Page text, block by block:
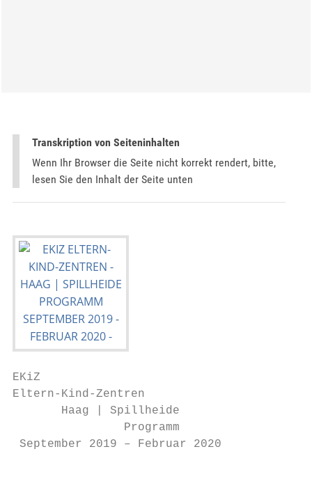
Transkription von Seiteninhalten
Wenn Ihr Browser die Seite nicht korrekt rendert, bitte,
lesen Sie den Inhalt der Seite unten
EKiZ
Eltern-Kind-Zentren
       Haag | Spillheide
                Programm
September 2019 – Februar 2020